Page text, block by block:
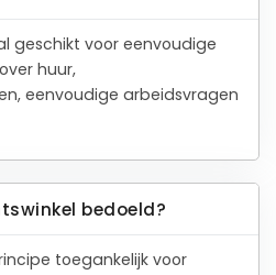
geschikt voor eenvoudige
huur,
eenvoudige arbeidsvragen
bedoeld?
toegankelijk voor